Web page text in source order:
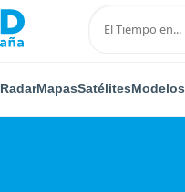
RadarMapasSatélitesModelos